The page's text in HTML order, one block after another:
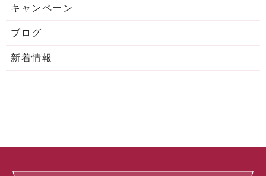
キャンペーン
ブログ
新着情報